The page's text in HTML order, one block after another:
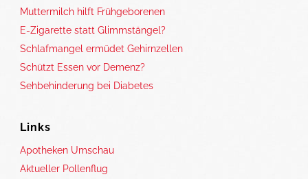
Muttermilch hilft Frühgeborenen
E-Zigarette statt Glimmstängel?
Schlafmangel ermüdet Gehirnzellen
Schützt Essen vor Demenz?
Sehbehinderung bei Diabetes
Links
Apotheken Umschau
Aktueller Pollenflug